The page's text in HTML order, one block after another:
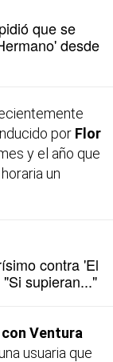
que se
desde
por Flor
y el año que
un
contra 'El
supieran..."
Ventura
usuaria que